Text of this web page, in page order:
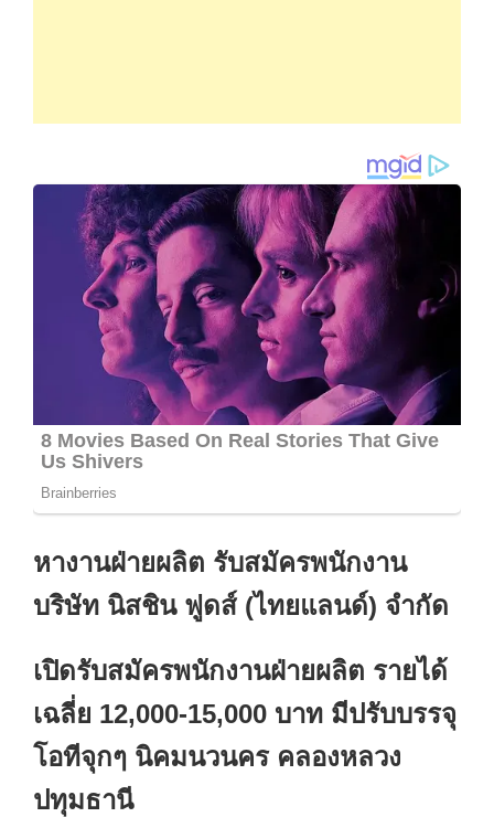
หางานฝ่ายผลิต รับสมัครพนักงาน
บริษัท นิสชิน ฟูดส์ (ไทยแลนด์) จำกัด
เปิดรับสมัครพนักงานฝ่ายผลิต รายได้
เฉลี่ย 12,000-15,000 บาท มีปรับบรรจุ
โอทีจุกๆ นิคมนวนคร คลองหลวง
ปทุมธานี